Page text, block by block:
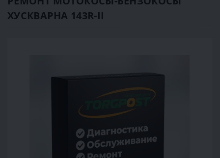
ХУСКВАРНА 143R-II